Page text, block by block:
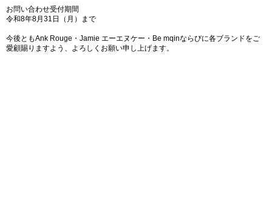
お問い合わせ受付期間
令和8年8月31日（月）まで
今後ともAnk Rouge・Jamie エーエヌケー・Be mqinならびに各ブランドをご
愛顧賜りますよう、よろしくお願い申し上げます。